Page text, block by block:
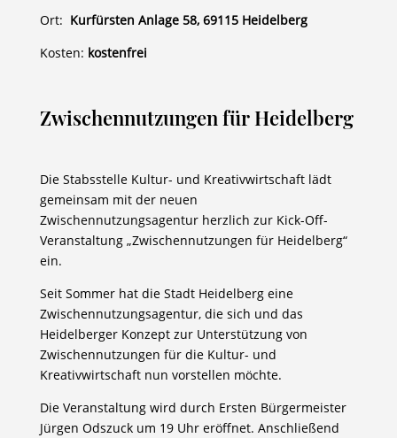
Ort: Kurfürsten Anlage 58, 69115 Heidelberg
Kosten: kostenfrei
Zwischennutzungen für Heidelberg
Die Stabsstelle Kultur- und Kreativwirtschaft lädt
gemeinsam mit der neuen
Zwischennutzungsagentur herzlich zur Kick-Off-
Veranstaltung „Zwischennutzungen für Heidelberg“
ein.
Seit Sommer hat die Stadt Heidelberg eine
Zwischennutzungsagentur, die sich und das
Heidelberger Konzept zur Unterstützung von
Zwischennutzungen für die Kultur- und
Kreativwirtschaft nun vorstellen möchte.
Die Veranstaltung wird durch Ersten Bürgermeister
Jürgen Odszuck um 19 Uhr eröffnet. Anschließend